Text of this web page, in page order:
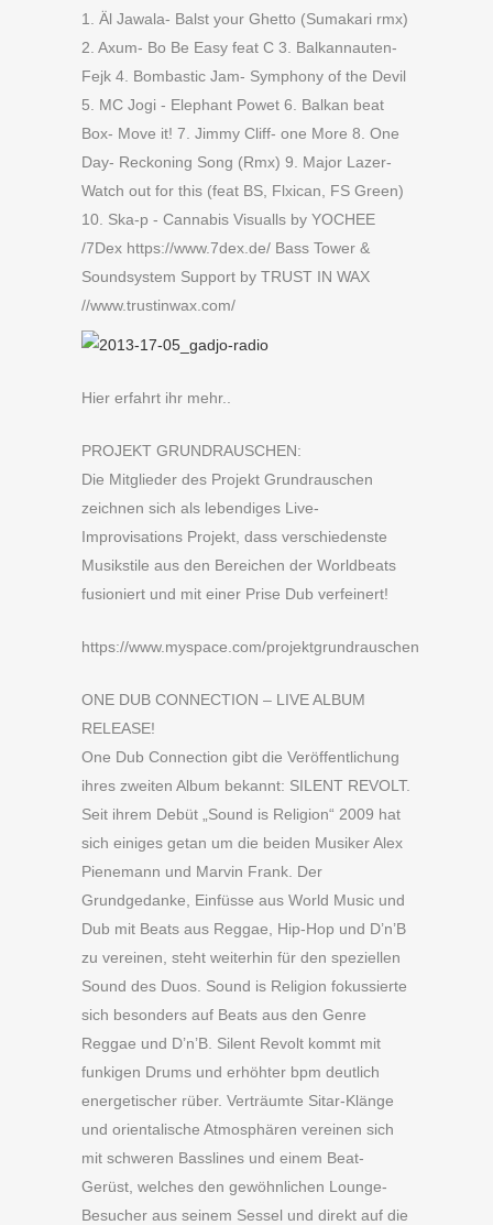
1. Äl Jawala- Balst your Ghetto (Sumakari rmx)
2. Axum- Bo Be Easy feat C 3. Balkannauten-
Fejk 4. Bombastic Jam- Symphony of the Devil
5. MC Jogi - Elephant Powet 6. Balkan beat
Box- Move it! 7. Jimmy Cliff- one More 8. One
Day- Reckoning Song (Rmx) 9. Major Lazer-
Watch out for this (feat BS, Flxican, FS Green)
10. Ska-p - Cannabis Visualls by YOCHEE
/7Dex https://www.7dex.de/ Bass Tower &
Soundsystem Support by TRUST IN WAX
//www.trustinwax.com/
Hier erfahrt ihr mehr..
PROJEKT GRUNDRAUSCHEN:
Die Mitglieder des Projekt Grundrauschen
zeichnen sich als lebendiges Live-
Improvisations Projekt, dass verschiedenste
Musikstile aus den Bereichen der Worldbeats
fusioniert und mit einer Prise Dub verfeinert!
https://www.myspace.com/projektgrundrauschen
ONE DUB CONNECTION – LIVE ALBUM
RELEASE!
One Dub Connection gibt die Veröffentlichung
ihres zweiten Album bekannt: SILENT REVOLT.
Seit ihrem Debüt „Sound is Religion“ 2009 hat
sich einiges getan um die beiden Musiker Alex
Pienemann und Marvin Frank. Der
Grundgedanke, Einfüsse aus World Music und
Dub mit Beats aus Reggae, Hip-Hop und D’n’B
zu vereinen, steht weiterhin für den speziellen
Sound des Duos. Sound is Religion fokussierte
sich besonders auf Beats aus den Genre
Reggae und D’n’B. Silent Revolt kommt mit
funkigen Drums und erhöhter bpm deutlich
energetischer rüber. Verträumte Sitar-Klänge
und orientalische Atmosphären vereinen sich
mit schweren Basslines und einem Beat-
Gerüst, welches den gewöhnlichen Lounge-
Besucher aus seinem Sessel und direkt auf die